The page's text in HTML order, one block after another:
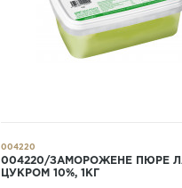
004220
004220/ЗАМОРОЖЕНЕ ПЮРЕ
ЦУКРОМ 10%, 1КГ